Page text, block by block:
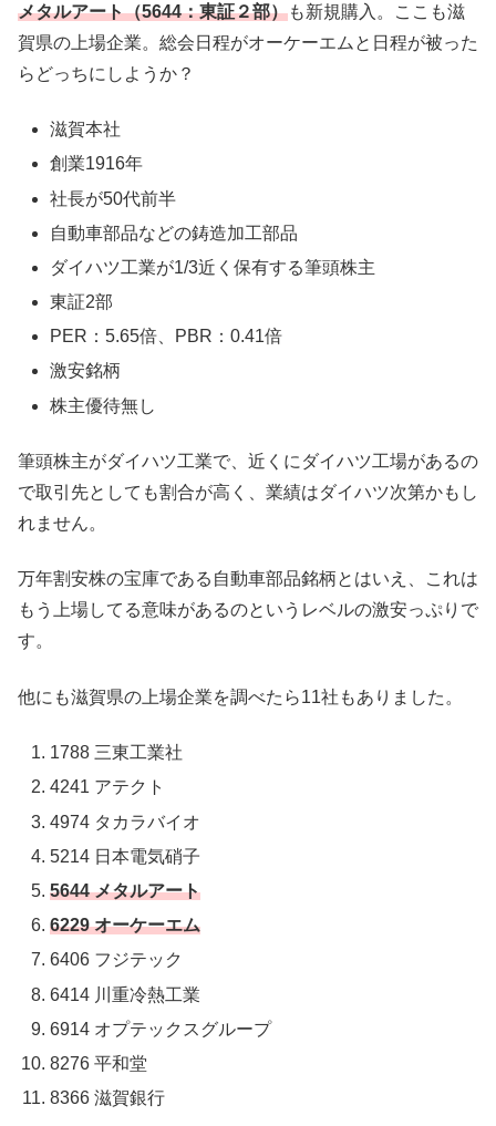
メタルアート（5644：東証２部）も新規購入。ここも滋
賀県の上場企業。総会日程がオーケーエムと日程が被った
らどっちにしようか？
滋賀本社
創業1916年
社長が50代前半
自動車部品などの鋳造加工部品
ダイハツ工業が1/3近く保有する筆頭株主
東証2部
PER：5.65倍、PBR：0.41倍
激安銘柄
株主優待無し
筆頭株主がダイハツ工業で、近くにダイハツ工場があるの
で取引先としても割合が高く、業績はダイハツ次第かもし
れません。
万年割安株の宝庫である自動車部品銘柄とはいえ、これは
もう上場してる意味があるのというレベルの激安っぷりで
す。
他にも滋賀県の上場企業を調べたら11社もありました。
1788 三東工業社
4241 アテクト
4974 タカラバイオ
5214 日本電気硝子
5644 メタルアート
6229 オーケーエム
6406 フジテック
6414 川重冷熱工業
6914 オプテックスグループ
8276 平和堂
8366 滋賀銀行